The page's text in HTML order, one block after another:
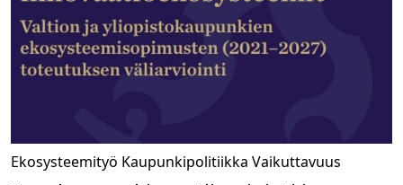
Ekosysteemityö Kaupunkipolitiikka Vaikuttavuus